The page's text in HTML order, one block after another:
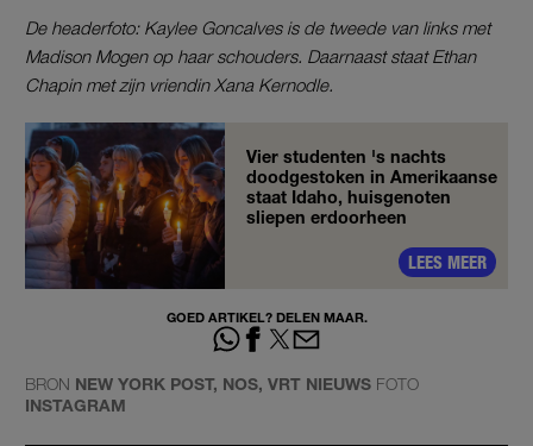
De headerfoto: Kaylee Goncalves is de tweede van links met
Madison Mogen op haar schouders. Daarnaast staat Ethan
Chapin met zijn vriendin Xana Kernodle.
Vier studenten 's nachts
doodgestoken in Amerikaanse
staat Idaho, huisgenoten
sliepen erdoorheen
LEES MEER
GOED ARTIKEL? DELEN MAAR.
BRON NEW YORK POST, NOS, VRT NIEUWS FOTO
INSTAGRAM